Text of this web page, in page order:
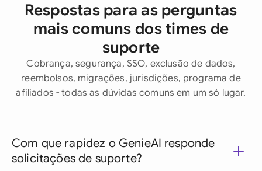
Respostas para as perguntas
mais comuns dos times de
suporte
Cobrança, segurança, SSO, exclusão de dados,
reembolsos, migrações, jurisdições, programa de
afiliados - todas as dúvidas comuns em um só lugar.
Com que rapidez o GenieAI responde
solicitações de suporte?